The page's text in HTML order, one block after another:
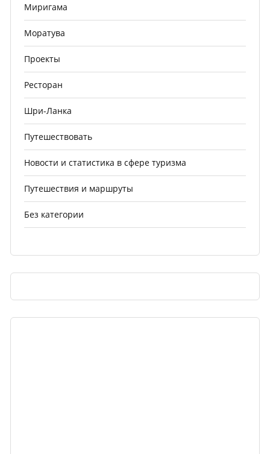
Миригама
Моратува
Проекты
Ресторан
Шри-Ланка
Путешествовать
Новости и статистика в сфере туризма
Путешествия и маршруты
Без категории